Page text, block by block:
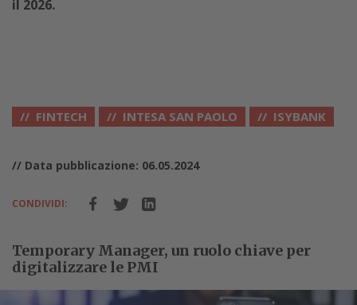
il 2026.
FINTECH INTESA SAN PAOLO ISYBANK
// Data pubblicazione: 06.05.2024
CONDIVIDI:
Temporary Manager, un ruolo chiave per
digitalizzare le PMI